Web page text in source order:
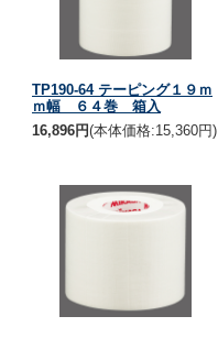
TP190-64 テーピング１９ｍ
ｍ幅 ６４巻 箱入
16,896円(本体価格:15,360円)